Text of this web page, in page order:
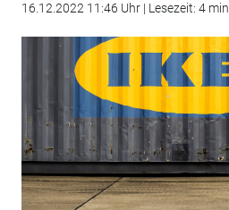
16.12.2022 11:46 Uhr | Lesezeit: 4 min